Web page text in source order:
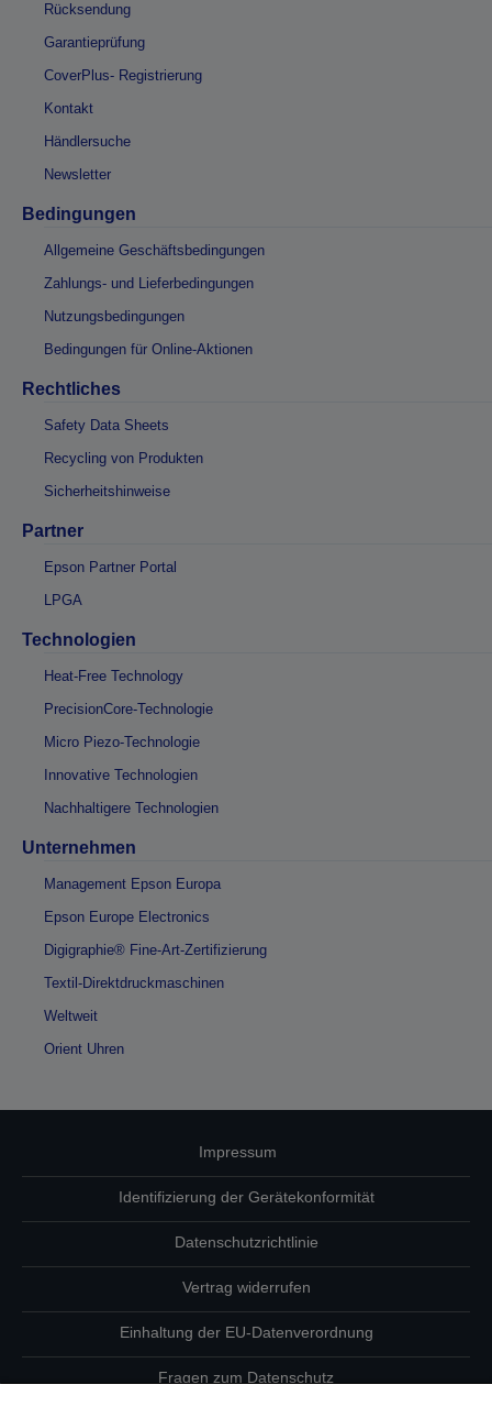
Rücksendung
Garantieprüfung
CoverPlus- Registrierung
Kontakt
Händlersuche
Newsletter
Bedingungen
Allgemeine Geschäftsbedingungen
Zahlungs- und Lieferbedingungen
Nutzungsbedingungen
Bedingungen für Online-Aktionen
Rechtliches
Safety Data Sheets
Recycling von Produkten
Sicherheitshinweise
Partner
Epson Partner Portal
LPGA
Technologien
Heat-Free Technology
PrecisionCore-Technologie
Micro Piezo-Technologie
Innovative Technologien
Nachhaltigere Technologien
Unternehmen
Management Epson Europa
Epson Europe Electronics
Digigraphie® Fine-Art-Zertifizierung
Textil-Direktdruckmaschinen
Weltweit
Orient Uhren
Impressum
Identifizierung der Gerätekonformität
Datenschutzrichtlinie
Vertrag widerrufen
Einhaltung der EU-Datenverordnung
Fragen zum Datenschutz